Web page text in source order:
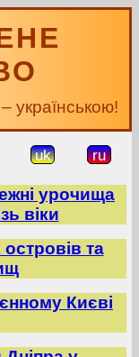
українською!
uk ru
урочища
віки
островів та
Києві